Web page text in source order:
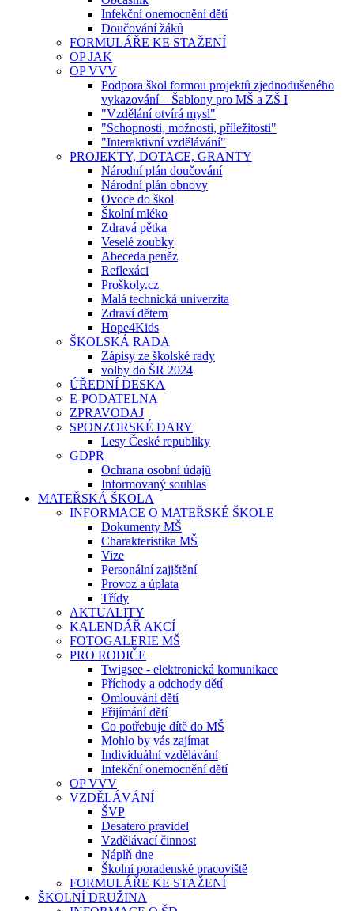
Infekční onemocnění dětí
Doučování žáků
FORMULÁŘE KE STAŽENÍ
OP JAK
OP VVV
Podpora škol formou projektů zjednodušeného
vykazování – Šablony pro MŠ a ZŠ I
"Vzdělání otvírá mysl"
"Schopnosti, možnosti, příležitosti"
"Interaktivní vzdělávání"
PROJEKTY, DOTACE, GRANTY
Národní plán doučování
Národní plán obnovy
Ovoce do škol
Školní mléko
Zdravá pětka
Veselé zoubky
Abeceda peněz
Reflexáci
Proškoly.cz
Malá technická univerzita
Zdraví dětem
Hope4Kids
ŠKOLSKÁ RADA
Zápisy ze školské rady
volby do ŠR 2024
ÚŘEDNÍ DESKA
E-PODATELNA
ZPRAVODAJ
SPONZORSKÉ DARY
Lesy České republiky
GDPR
Ochrana osobní údajů
Informovaný souhlas
MATEŘSKÁ ŠKOLA
INFORMACE O MATEŘSKÉ ŠKOLE
Dokumenty MŠ
Charakteristika MŠ
Vize
Personální zajištění
Provoz a úplata
Třídy
AKTUALITY
KALENDÁŘ AKCÍ
FOTOGALERIE MŠ
PRO RODIČE
Twigsee - elektronická komunikace
Příchody a odchody dětí
Omlouvání dětí
Přijímání dětí
Co potřebuje dítě do MŠ
Mohlo by vás zajímat
Individuální vzdělávání
Infekční onemocnění dětí
OP VVV
VZDĚLÁVÁNÍ
ŠVP
Desatero pravidel
Vzdělávací činnost
Náplň dne
Školní poradenské pracoviště
FORMULÁŘE KE STAŽENÍ
ŠKOLNÍ DRUŽINA